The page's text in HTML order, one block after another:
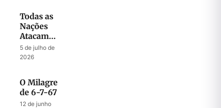
Todas as
Nações
Atacam
Jerusalém
5 de julho de
2026
O Milagre
de 6-7-67
12 de junho